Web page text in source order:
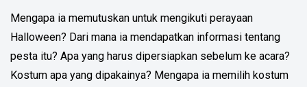
Mengapa ia memutuskan untuk mengikuti perayaan
Halloween? Dari mana ia mendapatkan informasi tentang
pesta itu? Apa yang harus dipersiapkan sebelum ke acara?
Kostum apa yang dipakainya? Mengapa ia memilih kostum